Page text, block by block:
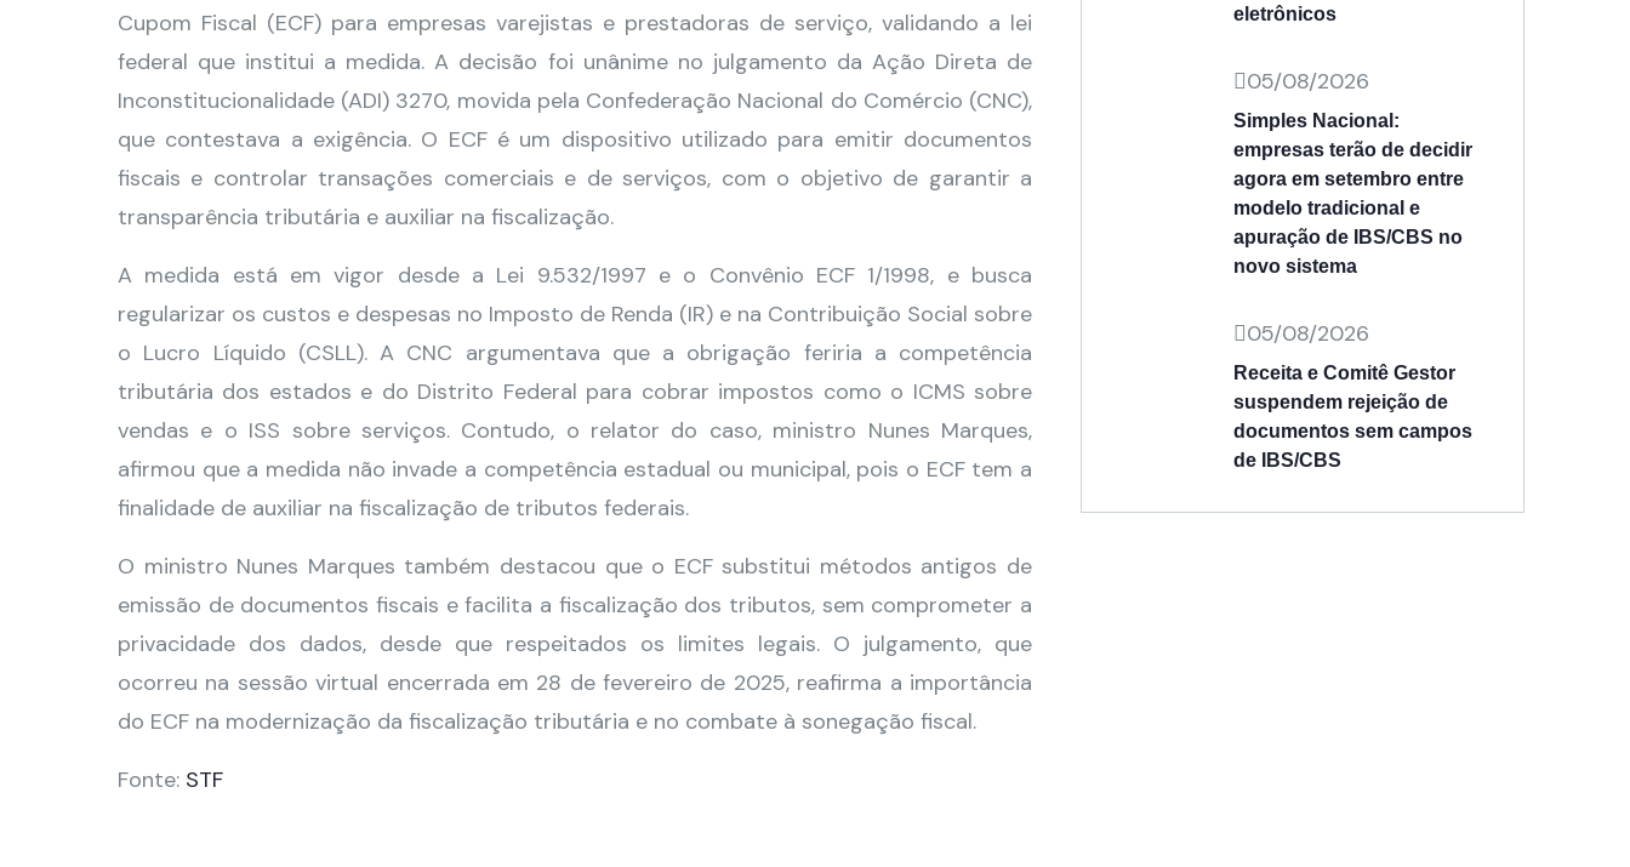
Cupom Fiscal (ECF) para empresas varejistas e prestadoras de serviço, validando a lei
federal que institui a medida. A decisão foi unânime no julgamento da Ação Direta de
Inconstitucionalidade (ADI) 3270, movida pela Confederação Nacional do Comércio (CNC),
que contestava a exigência. O ECF é um dispositivo utilizado para emitir documentos
fiscais e controlar transações comerciais e de serviços, com o objetivo de garantir a
transparência tributária e auxiliar na fiscalização.
A medida está em vigor desde a Lei 9.532/1997 e o Convênio ECF 1/1998, e busca
regularizar os custos e despesas no Imposto de Renda (IR) e na Contribuição Social sobre
o Lucro Líquido (CSLL). A CNC argumentava que a obrigação feriria a competência
tributária dos estados e do Distrito Federal para cobrar impostos como o ICMS sobre
vendas e o ISS sobre serviços. Contudo, o relator do caso, ministro Nunes Marques,
afirmou que a medida não invade a competência estadual ou municipal, pois o ECF tem a
finalidade de auxiliar na fiscalização de tributos federais.
O ministro Nunes Marques também destacou que o ECF substitui métodos antigos de
emissão de documentos fiscais e facilita a fiscalização dos tributos, sem comprometer a
privacidade dos dados, desde que respeitados os limites legais. O julgamento, que
ocorreu na sessão virtual encerrada em 28 de fevereiro de 2025, reafirma a importância
do ECF na modernização da fiscalização tributária e no combate à sonegação fiscal.
Fonte: STF
eletrônicos
05/08/2026
Simples Nacional:
empresas terão de decidir
agora em setembro entre
modelo tradicional e
apuração de IBS/CBS no
novo sistema
05/08/2026
Receita e Comitê Gestor
suspendem rejeição de
documentos sem campos
de IBS/CBS